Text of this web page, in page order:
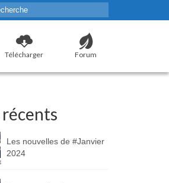
:
Télécharger Forum
Les nouvelles de #Janvier
2024